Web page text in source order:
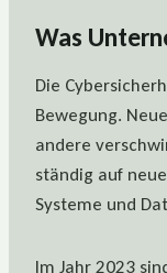
Was
Die
Bewegung.
andere
ständig auf
Systeme und
Im Jahr 2023